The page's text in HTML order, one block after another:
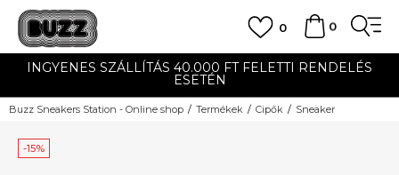
0
0
INGYENES SZÁLLÍTÁS 40.000 FT FELETTI RENDELÉS
ESETÉN
Buzz Sneakers Station - Online shop Termékek Cipők Sneaker
-15%